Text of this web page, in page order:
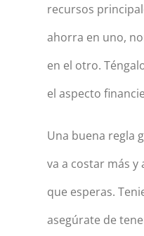
recursos
ahorra en uno,
en el otro.
el aspecto
Una buena regla
va a costar más y
que esperas.
asegúrate de